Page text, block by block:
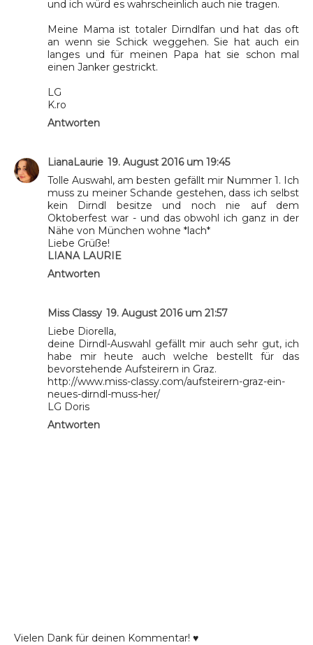
und ich würd es wahrscheinlich auch nie tragen.
Meine Mama ist totaler Dirndlfan und hat das oft
an wenn sie Schick weggehen. Sie hat auch ein
langes und für meinen Papa hat sie schon mal
einen Janker gestrickt.
LG
K.ro
Antworten
LianaLaurie 19. August 2016 um 19:45
Tolle Auswahl, am besten gefällt mir Nummer 1. Ich
muss zu meiner Schande gestehen, dass ich selbst
kein Dirndl besitze und noch nie auf dem
Oktoberfest war - und das obwohl ich ganz in der
Nähe von München wohne *lach*
Liebe Grüße!
LIANA LAURIE
Antworten
Miss Classy 19. August 2016 um 21:57
Liebe Diorella,
deine Dirndl-Auswahl gefällt mir auch sehr gut, ich
habe mir heute auch welche bestellt für das
bevorstehende Aufsteirern in Graz.
http://www.miss-classy.com/aufsteirern-graz-ein-
neues-dirndl-muss-her/
LG Doris
Antworten
Vielen Dank für deinen Kommentar! ♥